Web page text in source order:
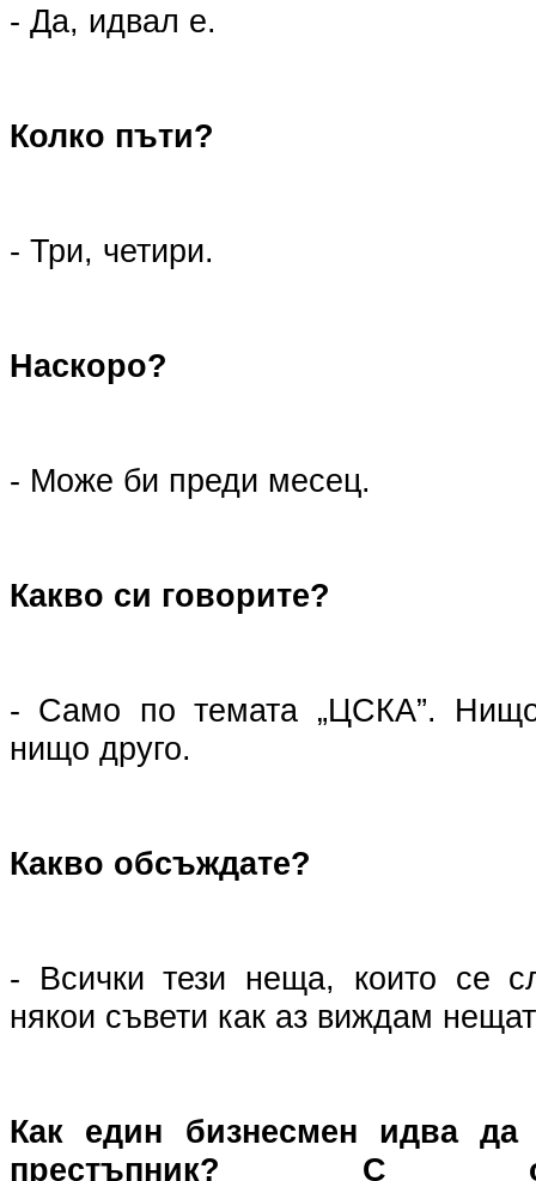
- Да, идвал е.
Колко пъти?
- Три, четири.
Наскоро?
- Може би преди месец.
Какво си говорите?
- Само по темата „ЦСКА”.
нищо друго.
Какво обсъждате?
- Всички тези неща, които се
някои съвети как аз виждам
Как един бизнесмен идва да
престъпник? С